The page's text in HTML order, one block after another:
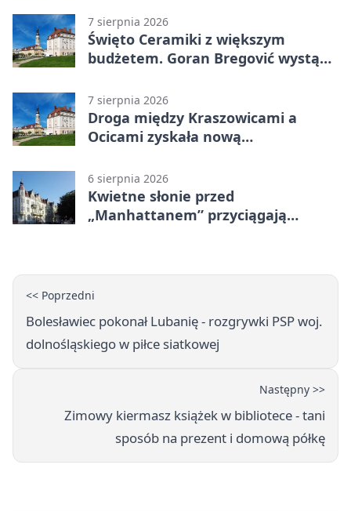
7 sierpnia 2026
Święto Ceramiki z większym
budżetem. Goran Bregović wystąpi
7 sierpnia 2026
Droga między Kraszowicami a
Ocicami zyskała nową
6 sierpnia 2026
Kwietne słonie przed
„Manhattanem” przyciągają
<< Poprzedni
Bolesławiec pokonał Lubanię - rozgrywki PSP woj.
dolnośląskiego w piłce siatkowej
Następny >>
Zimowy kiermasz książek w bibliotece - tani
sposób na prezent i domową półkę